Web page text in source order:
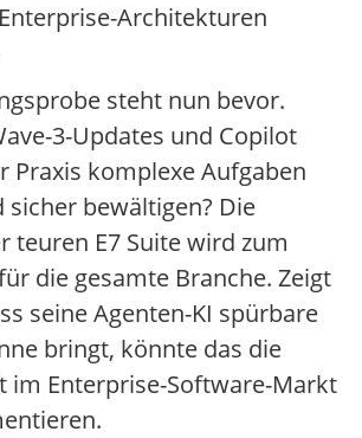
Architekturen
steht nun bevor.
3-Updates und Copilot
Praxis komplexe Aufgaben
bewältigen? Die
teuren E7 Suite wird zum
die gesamte Branche. Zeigt
seine Agenten-KI spürbare
bringt, könnte das die
im Enterprise-Software-Markt